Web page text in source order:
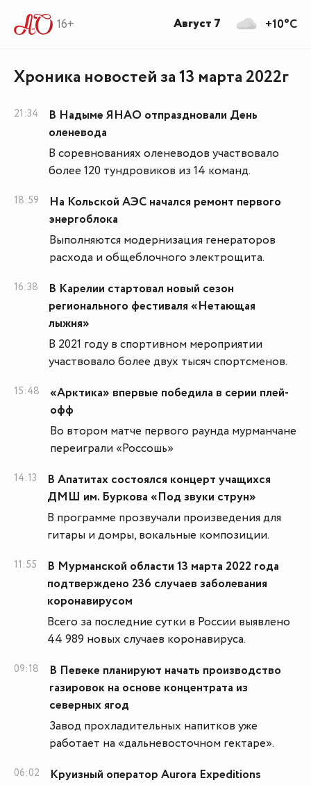
16+
Хроника новостей за 13 марта 2022г
21:34
В Надыме ЯНАО отпраздновали День
оленевода
В соревнованиях оленеводов участвовало
более 120 тундровиков из 14 команд.
18:59
На Кольской АЭС начался ремонт первого
энергоблока
Выполняются модернизация генераторов
расхода и общеблочного электрощита.
16:38
В Карелии стартовал новый сезон
регионального фестиваля «Нетающая
лыжня»
В 2021 году в спортивном мероприятии
участвовало более двух тысяч спортсменов.
15:48
«Арктика» впервые победила в серии плей-
офф
Во втором матче первого раунда мурманчане
переиграли «Россошь»
14:13
В Апатитах состоялся концерт учащихся
ДМШ им. Буркова «Под звуки струн»
В программе прозвучали произведения для
гитары и домры, вокальные композиции.
11:55
В Мурманской области 13 марта 2022 года
подтверждено 236 случаев заболевания
коронавирусом
Всего за последние сутки в России выявлено
44 989 новых случаев коронавируса.
09:18
В Певеке планируют начать производство
газировок на основе концентрата из
северных ягод
Завод прохладительных напитков уже
работает на «дальневосточном гектаре».
06:02
Круизный оператор Aurora Expeditions
+10°C
Август 7